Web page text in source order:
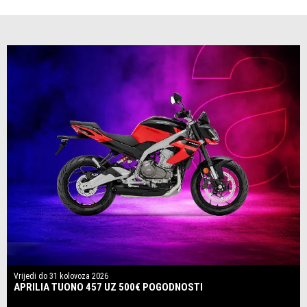
Vrijedi do 31 kolovoza 2026
APRILIA TUONO 457 UZ 500€ POGODNOSTI